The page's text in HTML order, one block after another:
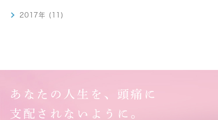
2017年 (11)
あなたの人生を、頭痛に
支配されないように。